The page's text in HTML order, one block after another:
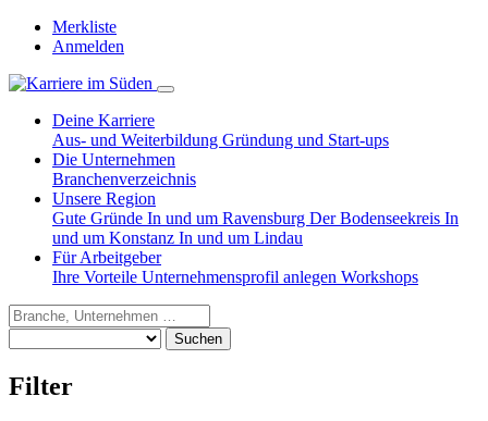
Merkliste
Anmelden
Deine Karriere
Aus- und Weiterbildung Gründung und Start-ups
Die Unternehmen
Branchenverzeichnis
Unsere Region
Gute Gründe In und um Ravensburg Der Bodenseekreis In
und um Konstanz In und um Lindau
Für Arbeitgeber
Ihre Vorteile Unternehmensprofil anlegen Workshops
Suchen
Filter